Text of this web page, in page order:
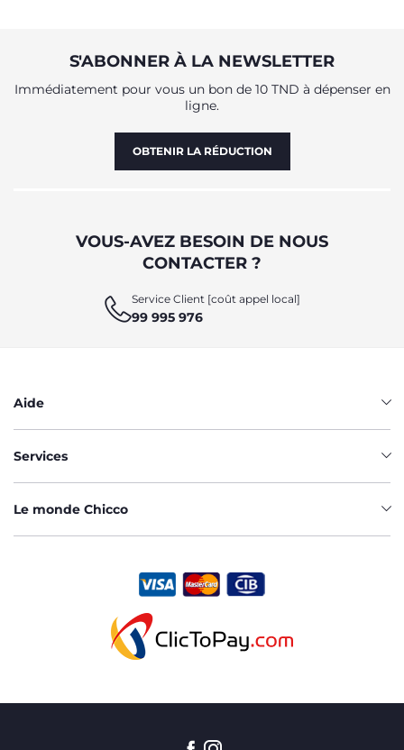
S'ABONNER À LA NEWSLETTER
Immédiatement pour vous un bon de 10 TND à dépenser en
ligne.
OBTENIR LA RÉDUCTION
VOUS-AVEZ BESOIN DE NOUS
CONTACTER ?
Service Client [coût appel local]
99 995 976
Aide
Services
Le monde Chicco